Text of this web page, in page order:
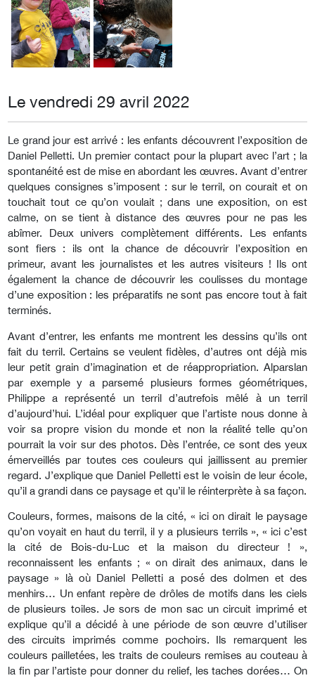
Le vendredi 29 avril 2022
Le grand jour est arrivé : les enfants découvrent l’exposition de
Daniel Pelletti. Un premier contact pour la plupart avec l’art ; la
spontanéité est de mise en abordant les œuvres. Avant d’entrer
quelques consignes s’imposent : sur le terril, on courait et on
touchait tout ce qu’on voulait ; dans une exposition, on est
calme, on se tient à distance des œuvres pour ne pas les
abîmer. Deux univers complètement différents. Les enfants
sont fiers : ils ont la chance de découvrir l’exposition en
primeur, avant les journalistes et les autres visiteurs ! Ils ont
également la chance de découvrir les coulisses du montage
d’une exposition : les préparatifs ne sont pas encore tout à fait
terminés.
Avant d’entrer, les enfants me montrent les dessins qu’ils ont
fait du terril. Certains se veulent fidèles, d’autres ont déjà mis
leur petit grain d’imagination et de réappropriation. Alparslan
par exemple y a parsemé plusieurs formes géométriques,
Philippe a représenté un terril d’autrefois mêlé à un terril
d’aujourd’hui. L’idéal pour expliquer que l’artiste nous donne à
voir sa propre vision du monde et non la réalité telle qu’on
pourrait la voir sur des photos. Dès l’entrée, ce sont des yeux
émerveillés par toutes ces couleurs qui jaillissent au premier
regard. J’explique que Daniel Pelletti est le voisin de leur école,
qu’il a grandi dans ce paysage et qu’il le réinterprète à sa façon.
Couleurs, formes, maisons de la cité, « ici on dirait le paysage
qu’on voyait en haut du terril, il y a plusieurs terrils », « ici c’est
la cité de Bois-du-Luc et la maison du directeur ! »,
reconnaissent les enfants ; « on dirait des animaux, dans le
paysage » là où Daniel Pelletti a posé des dolmen et des
menhirs… Un enfant repère de drôles de motifs dans les ciels
de plusieurs toiles. Je sors de mon sac un circuit imprimé et
explique qu’il a décidé à une période de son œuvre d’utiliser
des circuits imprimés comme pochoirs. Ils remarquent les
couleurs pailletées, les traits de couleurs remises au couteau à
la fin par l’artiste pour donner du relief, les taches dorées… On